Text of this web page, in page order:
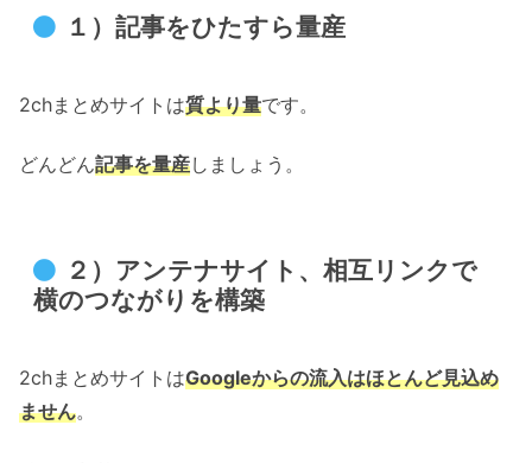
１）記事をひたすら量産
2chまとめサイトは質より量です。
どんどん記事を量産しましょう。
２）アンテナサイト、相互リンクで
横のつながりを構築
2chまとめサイトはGoogleからの流入はほとんど見込め
ません。